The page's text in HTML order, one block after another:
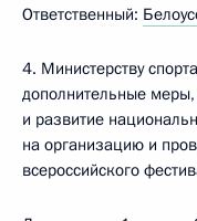
Ответственный:
4. Министерству
дополнительные
и развитие
на организацию и
всероссийского